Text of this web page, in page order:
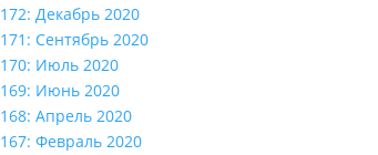
172: Декабрь 2020
171: Сентябрь 2020
170: Июль 2020
169: Июнь 2020
168: Апрель 2020
167: Февраль 2020